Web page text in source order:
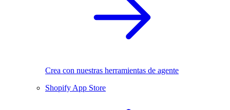
Crea con nuestras herramientas de agente
Shopify App Store